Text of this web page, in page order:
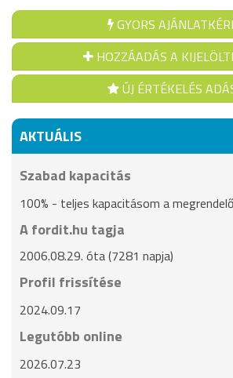
GYORS
HOZZÁADÁS A
ÚJ ÉRTÉKELÉS
AKTUÁLIS
Szabad kapacitás
100% - teljes kapacitásom a
A fordit.hu tagja
2006.08.29. óta (7281 napja)
Profil frissítése
2024.09.17
Legutóbb online
2026.07.23